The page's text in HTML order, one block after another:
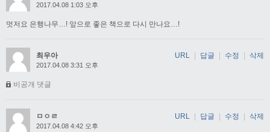
2017.04.08 1:03 오후
멋저요 은행나무…! 앞으로 좋은 책으로 다시 만나요…!
최우아
2017.04.08 3:31 오후
비공개 댓글
URL 답글 수정 삭제
ㅁㅇㄹ
2017.04.08 4:42 오후
URL 답글 수정 삭제